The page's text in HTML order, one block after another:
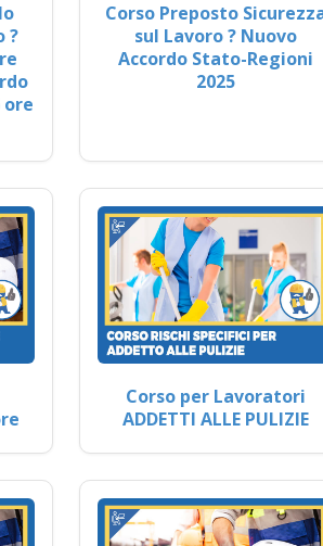
?
ore
Corso Preposto
sul Lavoro ? Nuovo
Accordo Stato-Regioni
2025
Corso per Lavoratori
ADDETTI ALLE PULIZIE